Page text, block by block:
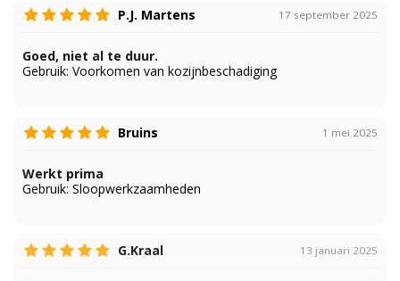
P.J. Martens 17 september 2025
Goed, niet al te duur.
Gebruik: Voorkomen van kozijnbeschadiging
Bruins 1 mei 2025
Werkt prima
Gebruik: Sloopwerkzaamheden
G.Kraal 13 januari 2025